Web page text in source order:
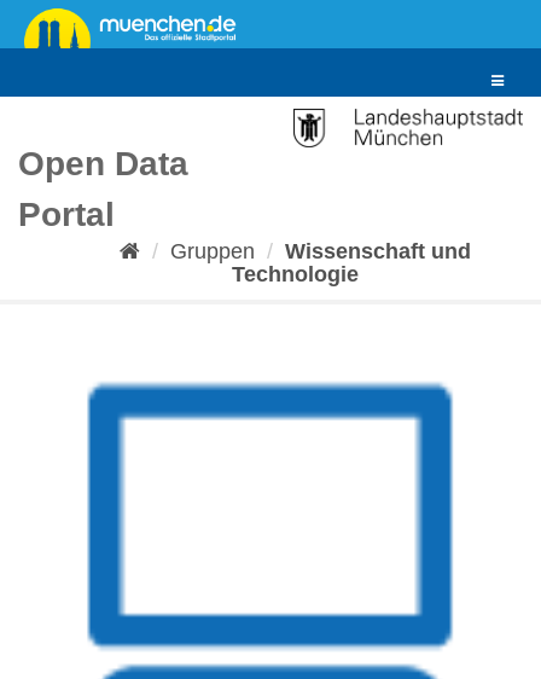
Überspringen
zum
Toggle
Open Data
Portal
Gruppen
Wissenschaft und
Technologie